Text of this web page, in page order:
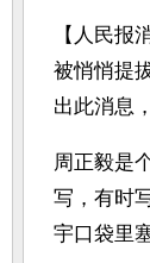
【人民
被悄悄提
出此消息
周正毅是
写，有时
宇口袋里